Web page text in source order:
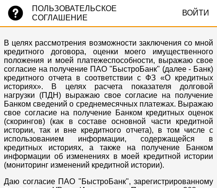
ПОЛЬЗОВАТЕЛЬСКОЕ
СОГЛАШЕНИЕ
ВОЙТИ
В целях рассмотрения возможности заключения со мной
кредитного договора, оценки моего имущественного
положения и моей платежеспособности, выражаю свое
согласие на получение ПАО "БыстроБанк" (далее - Банк)
кредитного отчета в соответствии с ФЗ «О кредитных
историях». В целях расчета показателя долговой
нагрузки (ПДН) выражаю свое согласие на получение
Банком сведений о среднемесячных платежах. Выражаю
свое согласие на получение Банком кредитных оценок
(скорингов) (как в составе основной части кредитной
истории, так и вне кредитного отчета), в том числе с
использованием информации, содержащейся в
кредитных историях, а также на получение Банком
информации об изменениях в моей кредитной истории
(мониторинг изменений кредитной истории).
Даю согласие ПАО "БыстроБанк", зарегистрированному